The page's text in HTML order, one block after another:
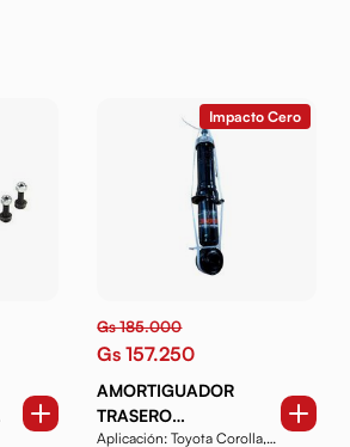
Impacto Cero
Gs 185.000
Gs 157.250
AMORTIGUADOR
TRASERO
DERECHO/IZQUIERDO
Aplicación: Toyota Corolla,